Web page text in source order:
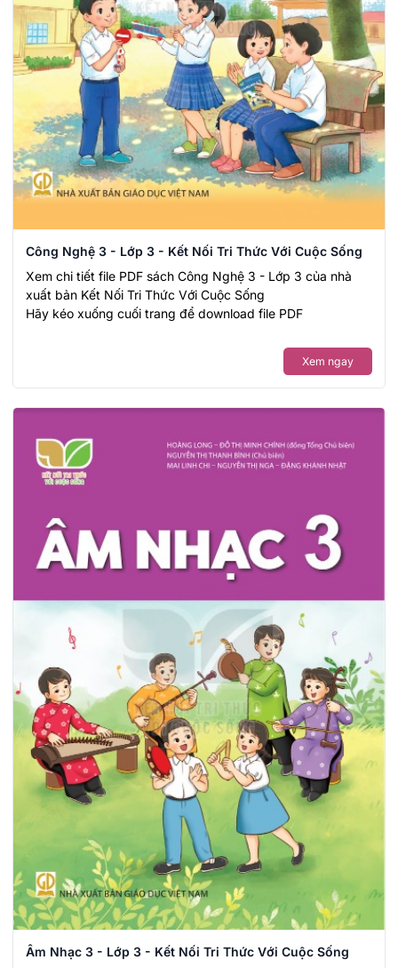
Công Nghệ 3 - Lớp 3 - Kết Nối Tri Thức Với Cuộc Sống
Xem chi tiết file PDF sách Công Nghệ 3 - Lớp 3 của nhà
xuất bản Kết Nối Tri Thức Với Cuộc Sống
Hãy kéo xuống cuối trang để download file PDF
Xem ngay
Âm Nhạc 3 - Lớp 3 - Kết Nối Tri Thức Với Cuộc Sống